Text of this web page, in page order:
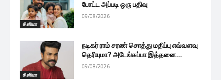
சினிமா
போட்ட அப்படி ஒரு பதிவு
09/08/2026
சினிமா
நடிகர் ராம் சரண் சொத்து மதிப்பு எவ்வளவு
தெரியுமா? அடேங்கப்பா இத்தனை...
09/08/2026